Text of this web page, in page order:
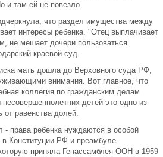
и там ей не повезло.
что раздел имущества между
интересы ребенка. "Отец выплачивает
не мешает дочери пользоваться
краевой суд.
мать дошла до Верховного суда РФ,
внимания. Вот главное, что
коллегия по гражданским делам
детей это одно из
от равенства долей.
- права ребенка нуждаются в особой
в Конституции РФ и преамбуле
приняла Генассамблея ООН в 1959